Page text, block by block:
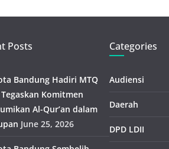
Posts
Bandung Hadiri MTQ
Komitmen
Al-Qur’an dalam
June 25, 2026
Categories
Audiensi
Daerah
DPD LDII